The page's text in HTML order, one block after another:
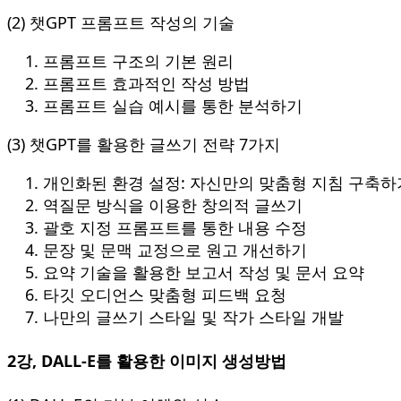
(2) 챗GPT 프롬프트 작성의 기술
프롬프트 구조의 기본 원리
프롬프트 효과적인 작성 방법
프롬프트 실습 예시를 통한 분석하기
(3) 챗GPT를 활용한 글쓰기 전략 7가지
개인화된 환경 설정: 자신만의 맞춤형 지침 구축하
역질문 방식을 이용한 창의적 글쓰기
괄호 지정 프롬프트를 통한 내용 수정
문장 및 문맥 교정으로 원고 개선하기
요약 기술을 활용한 보고서 작성 및 문서 요약
타깃 오디언스 맞춤형 피드백 요청
나만의 글쓰기 스타일 및 작가 스타일 개발
2강, DALL-E를 활용한 이미지 생성방법